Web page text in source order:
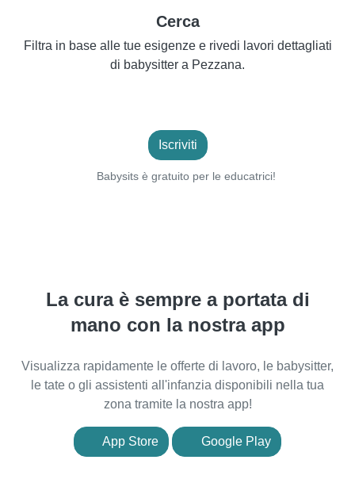
Cerca
Filtra in base alle tue esigenze e rivedi lavori dettagliati
di babysitter a Pezzana.
Iscriviti
Babysits è gratuito per le educatrici!
La cura è sempre a portata di
mano con la nostra app
Visualizza rapidamente le offerte di lavoro, le babysitter,
le tate o gli assistenti all'infanzia disponibili nella tua
zona tramite la nostra app!
App Store Google Play